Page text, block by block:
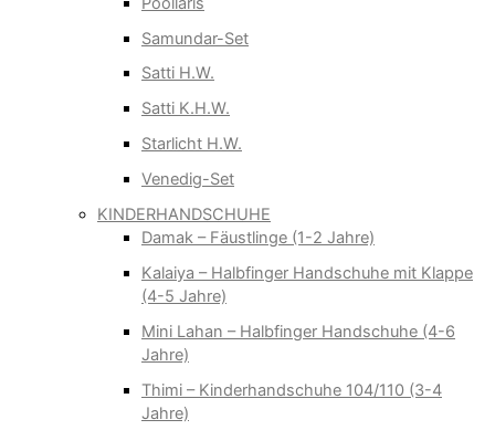
Samundar-Set
Satti H.W.
Satti K.H.W.
Starlicht H.W.
Venedig-Set
KINDERHANDSCHUHE
Damak – Fäustlinge (1-2 Jahre)
Kalaiya – Halbfinger Handschuhe mit Klappe
(4-5 Jahre)
Mini Lahan – Halbfinger Handschuhe (4-6
Jahre)
Thimi – Kinderhandschuhe 104/110 (3-4
Jahre)